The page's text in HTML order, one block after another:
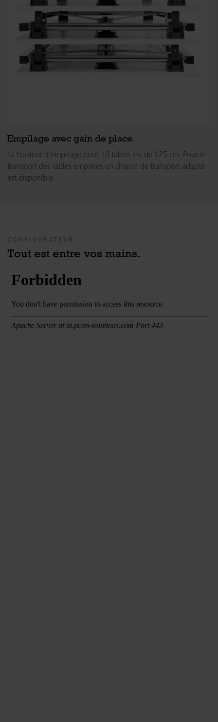
Empilage avec gain de place.
La hauteur d’empilage pour 10 tables est de 125 cm. Pour le
transport des tables empilées un chariot de transport adapté
est disponible.
CONFIGURATEUR
Tout est entre vos mains.